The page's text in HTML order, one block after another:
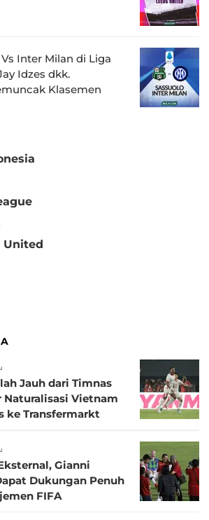
Inter Milan di Liga
Idzes dkk.
Klasemen
United
Jauh dari Timnas
Naturalisasi Vietnam
ke Transfermarkt
Gianni
Dukungan Penuh
FIFA